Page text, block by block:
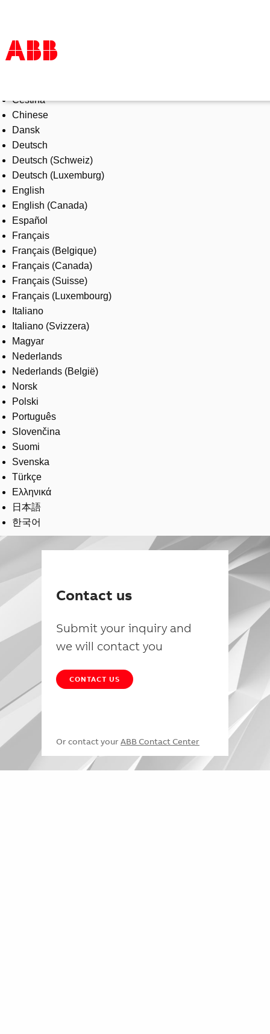
Products & Solutions
Industries
Services
About us
Where to buy
Contact us
Careers
Čeština
Chinese
Dansk
Deutsch
Deutsch (Schweiz)
Deutsch (Luxemburg)
English
English (Canada)
Español
Français
Français (Belgique)
Français (Canada)
Français (Suisse)
Français (Luxembourg)
Italiano
Italiano (Svizzera)
Magyar
Nederlands
Nederlands (België)
Norsk
Polski
Português
Slovenčina
Suomi
Svenska
Türkçe
Ελληνικά
日本語
한국어
Contact us
Submit your inquiry and
we will contact you
CONTACT US
Or contact your ABB Contact Center